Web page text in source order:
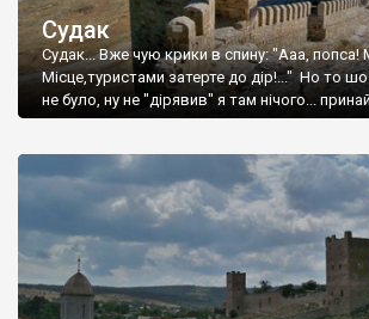
Судак
Судак... Вже чую крики в спину: "Ааа,
Місце,туристами затерте до дір!..." Но то
не було, ну не "дірявив" я там нічого...